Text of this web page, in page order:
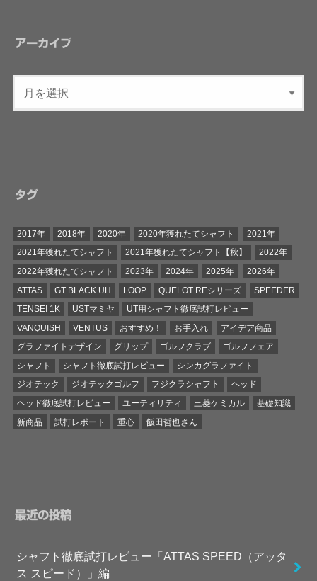
アーカイブ
タグ
2017年 2018年 2020年 2020年獲れたてシャフト
2021年
2021年獲れたてシャフト
2021年獲れたてシャフト【秋】
2022年
2022年獲れたてシャフト
2023年 2024年 2025年
2026年
ATTAS
GT BLACK UH LOOP QUELOT REシリーズ
SPEEDER
TENSEI 1K
USTマミヤ
UT用シャフト徹底試打レビュー
VANQUISH
VENTUS おすすめ！ お手入れ
アイデア商品
グラファイトデザイン
グリップ ゴルフクラブ
ゴルフフェア
シャフト
シャフト徹底試打レビュー
シンカグラファイト
ジオテック
ジオテックゴルフ フジクラシャフト
ヘッド
ヘッド徹底試打レビュー
ユーティリティ 三菱ケミカル
基礎知識
新商品
試打レポート 重心 飯田哲也さん
最近の投稿
シャフト徹底試打レビュー「ATTAS SPEED（アッタ
ス スピード）」編